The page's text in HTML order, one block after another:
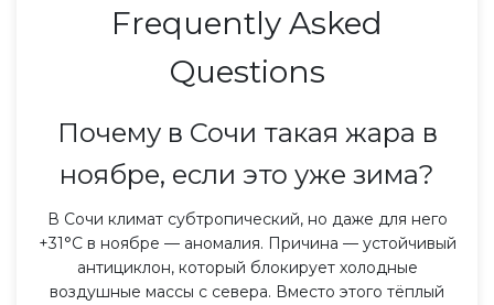
Frequently Asked
Questions
Почему в Сочи такая жара в
ноябре, если это уже зима?
В Сочи климат субтропический, но даже для него
+31°C в ноябре — аномалия. Причина — устойчивый
антициклон, который блокирует холодные
воздушные массы с севера. Вместо этого тёплый